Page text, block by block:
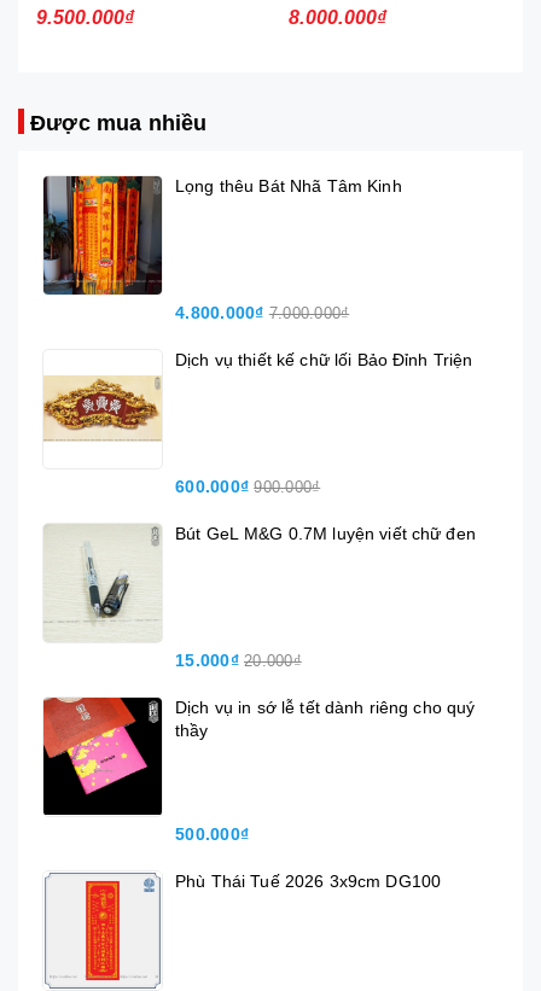
9.500.000₫ 8.000.000₫
Được mua nhiều
Lọng thêu Bát Nhã Tâm Kinh
4.800.000₫ 7.000.000₫
Dịch vụ thiết kế chữ lối Bảo Đỉnh Triện
600.000₫ 900.000₫
Bút GeL M&G 0.7M luyện viết chữ đen
15.000₫ 20.000₫
Dịch vụ in sớ lễ tết dành riêng cho quý
thầy
500.000₫
Phù Thái Tuế 2026 3x9cm DG100